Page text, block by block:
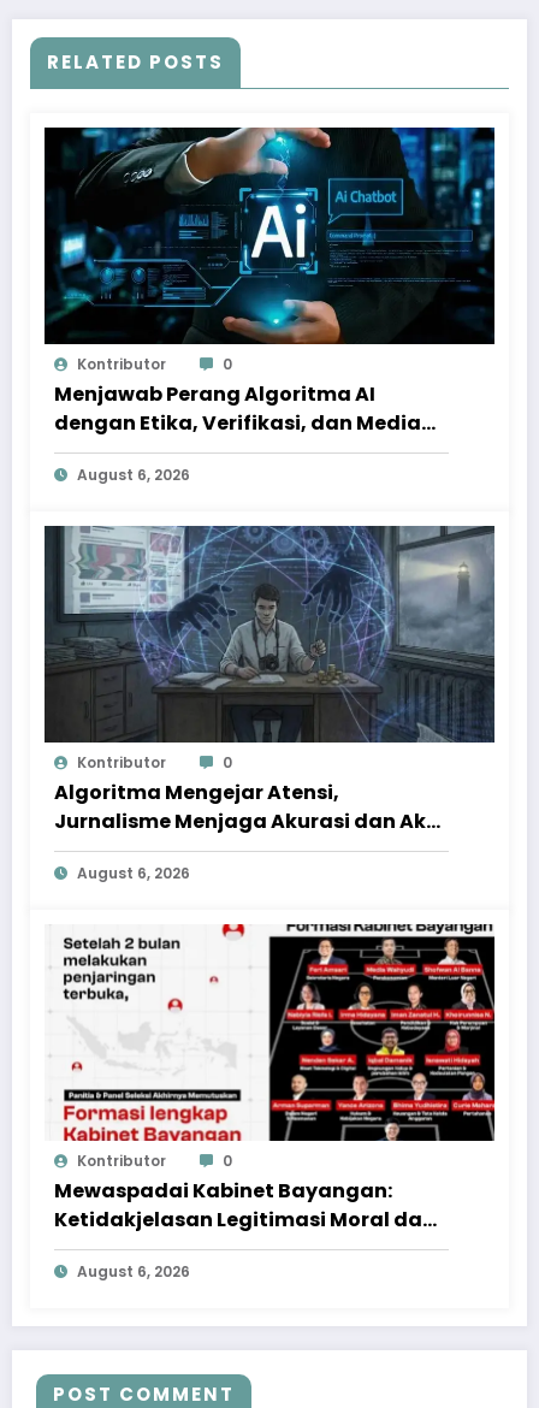
RELATED POSTS
Kontributor 0
Menjawab Perang Algoritma AI
dengan Etika, Verifikasi, dan Media
Tepercaya
August 6, 2026
Kontributor 0
Algoritma Mengejar Atensi,
Jurnalisme Menjaga Akurasi dan Akal
Sehat Publik
August 6, 2026
Kontributor 0
Mewaspadai Kabinet Bayangan:
Ketidakjelasan Legitimasi Moral dan
Representasi
August 6, 2026
POST COMMENT